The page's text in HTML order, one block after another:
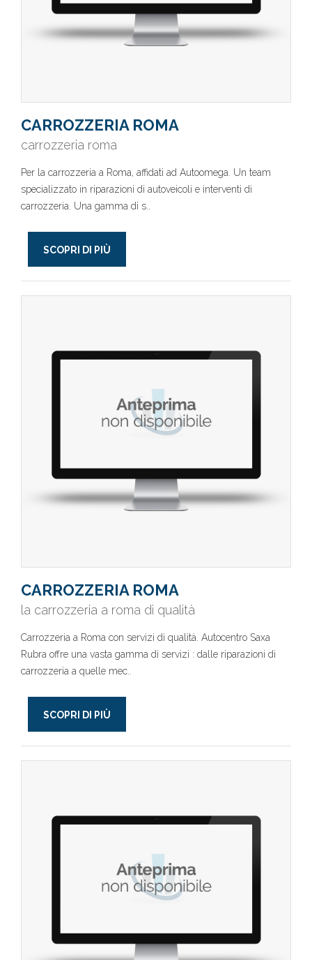
CARROZZERIA ROMA
carrozzeria roma
Per la carrozzeria a Roma, affidati ad Autoomega. Un team
specializzato in riparazioni di autoveicoli e interventi di
carrozzeria. Una gamma di s..
SCOPRI DI PIÙ
CARROZZERIA ROMA
la carrozzeria a roma di qualità
Carrozzeria a Roma con servizi di qualità. Autocentro Saxa
Rubra offre una vasta gamma di servizi : dalle riparazioni di
carrozzeria a quelle mec..
SCOPRI DI PIÙ